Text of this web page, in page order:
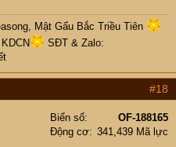
Mật Gấu Bắc Triều Tiên
SĐT & Zalo:
#18
Biển số
OF-188165
Động cơ
341,439 Mã lực